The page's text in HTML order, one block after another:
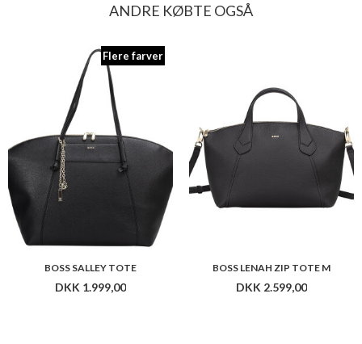
ANDRE KØBTE OGSÅ
Flere farver
BOSS SALLEY TOTE
DKK 1.999,00
BOSS LENAH ZIP TOTE M
DKK 2.599,00